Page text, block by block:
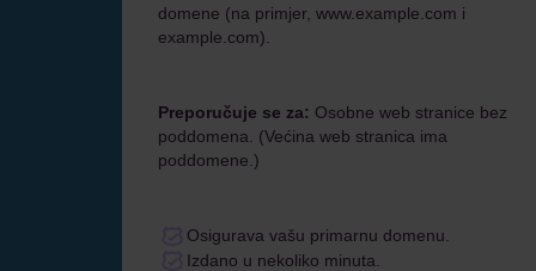
domene (na primjer, www.example.com i
example.com).
Preporučuje se za: Osobne web stranice bez
poddomena. (Većina web stranica ima
poddomene.)
Osigurava vašu primarnu domenu.
Izdano u nekoliko minuta.